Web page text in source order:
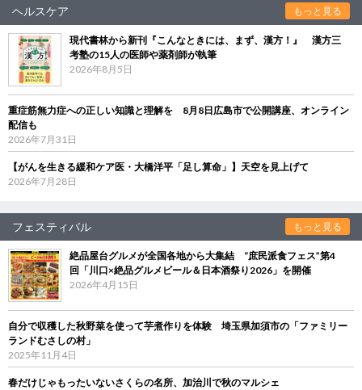
ヘルスケア もっと見る
現代書林から新刊『こんなときには、まず、漢方！』 漢方三
考塾の15人の医師や薬剤師が執筆
2026年8月5日
重症筋無力症への正しい知識と理解を 8月8日広島市で公開講座、オンライン
配信も
2026年7月31日
【がんを生きる緩和ケア医・大橋洋平「足し算命」】天空を見上げて
2026年7月28日
フェスティバル もっと見る
絶品屋台グルメが全国各地から大集結 “庶民派食フェス”第4
回「川口×絶品グルメビール＆日本酒祭り2026」を開催
2026年4月15日
自分で収穫した秋野菜を使って芋煮作りを体験 埼玉県加須市の「ファミリー
ランドむさしの村」
2025年11月4日
春だけじゃもったいないさくらの名所、加治川で秋のマルシェ